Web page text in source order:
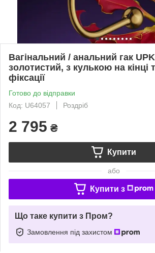
Вагінальний / анальний гак
золотистий, з кулькою на кінці
фіксації
Готово до відправки
Код: U64057
Роздріб
2 795 ₴
Купити
або
Купити з
Що таке купити з Пром?
Замовлення під захистом